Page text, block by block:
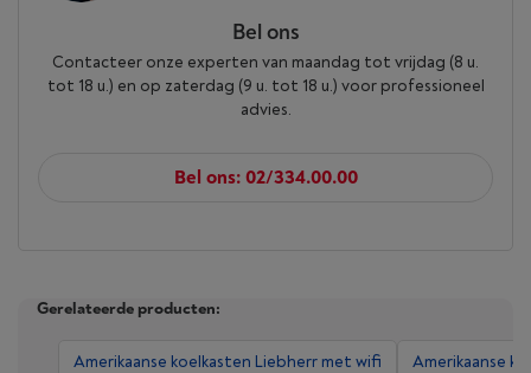
Bel ons
Contacteer onze experten van maandag tot vrijdag (8 u.
tot 18 u.) en op zaterdag (9 u. tot 18 u.) voor professioneel
advies.
Bel ons: 02/334.00.00
Gerelateerde producten:
Amerikaanse koelkasten Liebherr met wifi Amerikaanse